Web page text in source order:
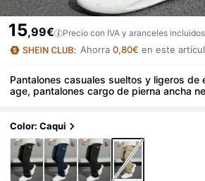
15,99€ Precio con IVA y aranceles incluidos
Ahorra 0,80€ en este
Pantalones casuales sueltos y ligeros de
age, pantalones cargo de pierna ancha
s, actividades al aire libre, fitness, trotar,
na versátil, pantalones cargo de pierna
Color: Caqui